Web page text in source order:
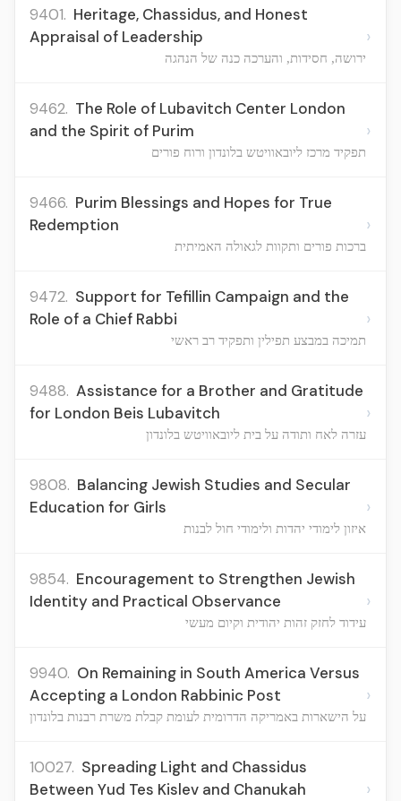
9401. Heritage, Chassidus, and Honest
Appraisal of Leadership
ירושה, חסידות, והערכה כנה של הנהגה
›
9462. The Role of Lubavitch Center London
and the Spirit of Purim
תפקיד מרכז ליובאוויטש בלונדון ורוח פורים
›
9466. Purim Blessings and Hopes for True
Redemption
ברכות פורים ותקוות לגאולה האמיתית
›
9472. Support for Tefillin Campaign and the
Role of a Chief Rabbi
תמיכה במבצע תפילין ותפקיד רב ראשי
›
9488. Assistance for a Brother and Gratitude
for London Beis Lubavitch
עזרה לאח ותודה על בית ליובאוויטש בלונדון
›
9808. Balancing Jewish Studies and Secular
Education for Girls
איזון לימודי יהדות ולימודי חול לבנות
›
9854. Encouragement to Strengthen Jewish
Identity and Practical Observance
עידוד לחזק זהות יהודית וקיום מעשי
›
9940. On Remaining in South America Versus
Accepting a London Rabbinic Post
על הישארות באמריקה הדרומית לעומת קבלת משרת רבנות בלונדון
›
10027. Spreading Light and Chassidus
Between Yud Tes Kislev and Chanukah
›